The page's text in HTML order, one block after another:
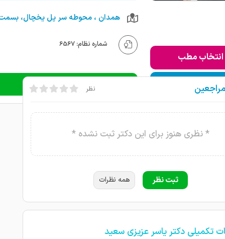
انتخاب مطب
به لیست من
شماره نظام: 6567
دریافت نوبت تلفنی نظر
* نظری هنوز برای این دکتر ثبت نشده *
ثبت نظر همه نظرات
تکمیلی دکتر یاسر عزیزی سعید